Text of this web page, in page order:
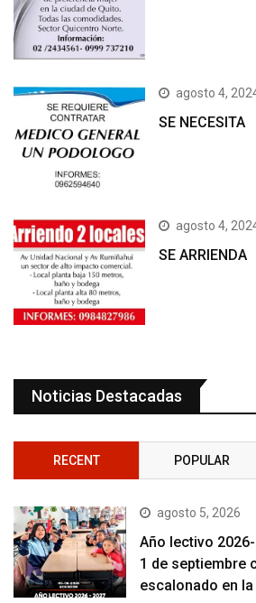
agosto 4,
SE NECESITA
agosto 4,
SE ARRIENDA
Noticias Destacadas
RECENT POPULAR
agosto 5, 2026
Año lectivo
1 de septiembre
escalonado en la